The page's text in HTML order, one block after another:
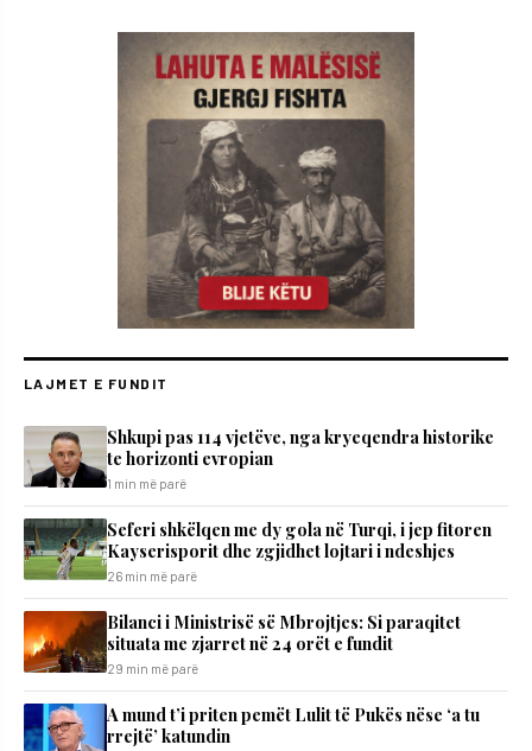
LAJMET E FUNDIT
Shkupi pas 114 vjetëve, nga kryeqendra historike
te horizonti evropian
1 min më parë
Seferi shkëlqen me dy gola në Turqi, i jep fitoren
Kayserisporit dhe zgjidhet lojtari i ndeshjes
26 min më parë
Bilanci i Ministrisë së Mbrojtjes: Si paraqitet
situata me zjarret në 24 orët e fundit
29 min më parë
A mund t’i priten pemët Lulit të Pukës nëse ‘a tu
rrejtë’ katundin